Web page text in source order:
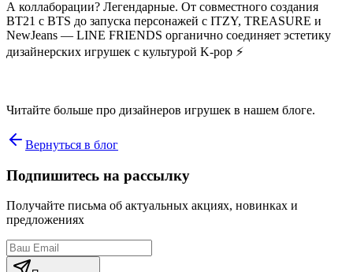
А коллаборации? Легендарные. От совместного создания
BT21 с BTS до запуска персонажей с ITZY, TREASURE и
NewJeans — LINE FRIENDS органично соединяет эстетику
дизайнерских игрушек с культурой K-pop ⚡​​​​​​​​​​​​​​​​
Читайте больше про дизайнеров игрушек в нашем блоге.
Вернуться в блог
Подпишитесь на рассылку
Получайте письма об актуальных акциях, новинках и
предложениях